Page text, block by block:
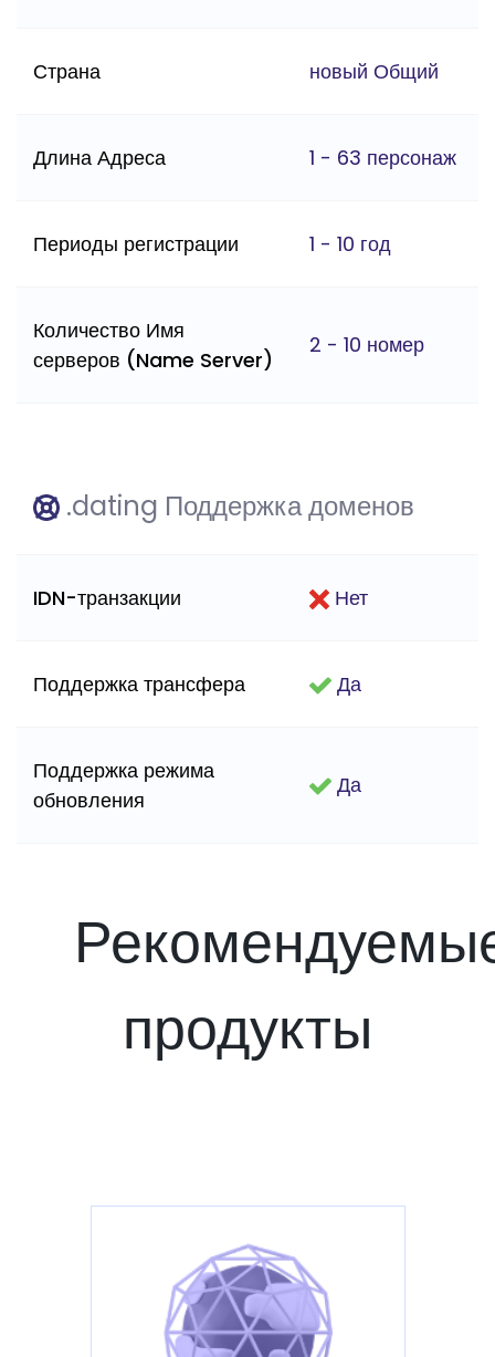
Страна новый Общий
Длина Адреса 1 - 63 персонаж
Периоды регистрации 1 - 10 год
Количество Имя
серверов (Name Server)
2 - 10 номер
.dating Поддержка доменов
IDN-транзакции Нет
Поддержка трансфера Да
Поддержка режима
обновления
Да
продукты